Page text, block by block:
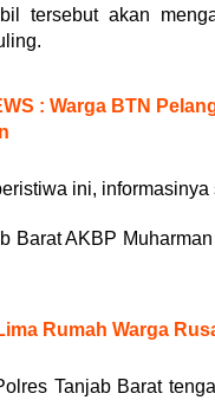
tersebut akan
: Warga BTN
ini,
Barat AKBP
Rumah Warga
Tanjab Barat